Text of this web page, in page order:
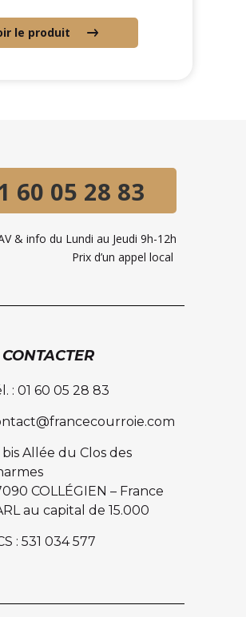
le produit
60 05 28 83
& info du Lundi au Jeudi 9h-12h
Prix d’un appel local
: 01 60 05 28 83
bis Allée du Clos des
COLLÉGIEN – France
au capital de 15.000
: 531 034 577